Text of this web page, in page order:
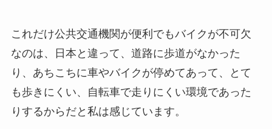
これだけ公共交通機関が便利でもバイクが不可欠
なのは、日本と違って、道路に歩道がなかった
り、あちこちに車やバイクが停めてあって、とて
も歩きにくい、自転車で走りにくい環境であった
りするからだと私は感じています。